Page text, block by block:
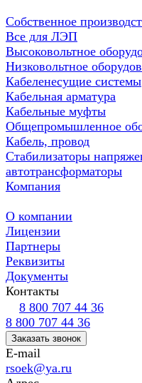
Собственное
Все для ЛЭП
Высоковольтное
Низковольтное
Кабеленесущие системы
Кабельная арматура
Кабельные муфты
Общепромышленное
Кабель, провод
Стабилизаторы
автотрансформаторы
Компания
О компании
Лицензии
Партнеры
Реквизиты
Документы
Контакты
8 800 707 44 36
8 800 707 44 36
Заказать звонок
E-mail
rsoek@ya.ru